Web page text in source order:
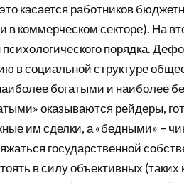
касается работников
в коммерческом секторе). На
психологического порядка.
в социальной структуре
богатыми и наиболее
оказываются рейдеры,
им сделки, а «бедными» –
государственной
в силу объективных (таких